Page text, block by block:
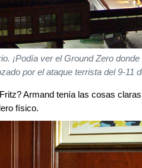
¡Podía ver el Ground Zero
por el ataque terrista del 9-11
Armand tenía las cosas
físico.